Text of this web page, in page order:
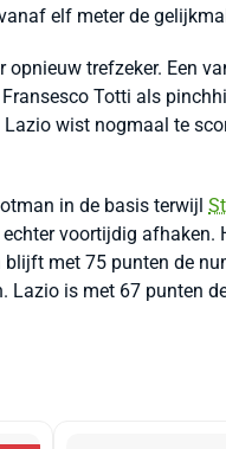
elf meter de
opnieuw trefzeker. Een
Totti als
wist nogmaal te
in de basis terwijl
voortijdig afhaken.
blijft met 75 punten de
Lazio is met 67 punten